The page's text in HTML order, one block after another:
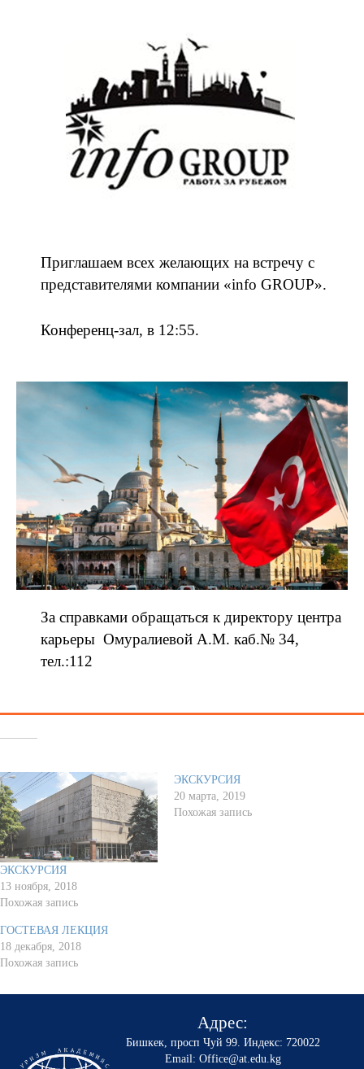
Приглашаем всех желающих на встречу с
представителями компании «info GROUP».
Конференц-зал, в 12:55.
За справками обращаться к директору центра
карьеры Омуралиевой А.М. каб.№ 34,
тел.:112
ЭКСКУРСИЯ
13 ноября, 2018
Похожая запись
ЭКСКУРСИЯ
20 марта, 2019
Похожая запись
ГОСТЕВАЯ ЛЕКЦИЯ
18 декабря, 2018
Похожая запись
Адрес:
Бишкек, просп Чуй 99. Индекс: 720022
Email: Office@at.edu.kg